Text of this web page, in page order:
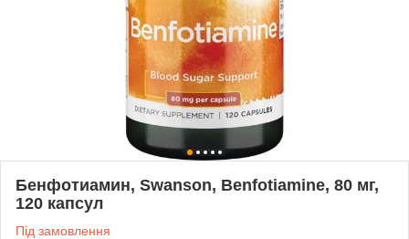
Бенфотиамин, Swanson, Benfotiamine, 80 мг,
120 капсул
Під замовлення